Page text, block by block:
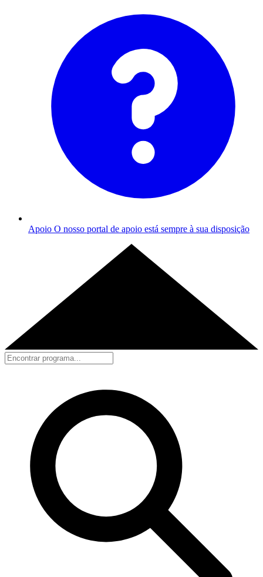
Apoio O nosso portal de apoio está sempre à sua disposição